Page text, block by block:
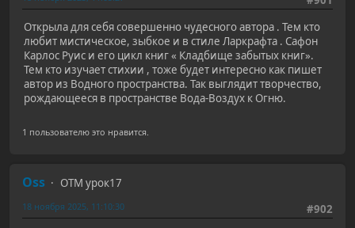
Открыла для себя совершенно чудесного автора . Тем кто
любит мистическое, зыбкое и в стиле Ларкрафта . Сафон
Карлос Руис и его цикл книг « Кладбище забытых книг».
Тем кто изучает стихии , тоже будет интересно как пишет
автор из Водного пространства. Так выглядит творчество,
рождающееся в пространстве Вода-Воздух к Огню.
1 пользователю это нравится.
Oss
ОТМ урок17
#902
18 ноября 2025, 11:10:30